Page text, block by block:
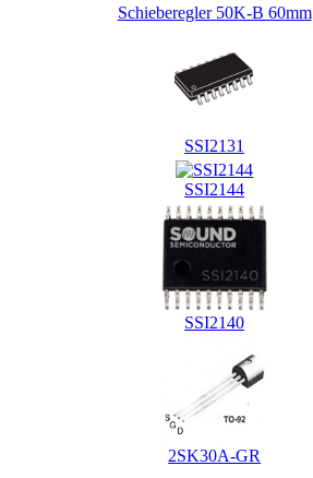
Schieberegler 50K-B 60mm
SSI2131
SSI2144
SSI2140
2SK30A-GR